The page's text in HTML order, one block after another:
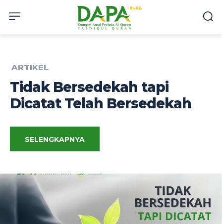
ARTIKEL
Tidak Bersedekah tapi
Dicatat Telah Bersedekah
SELENGKAPNYA